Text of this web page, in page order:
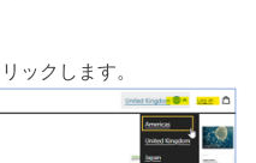
ックします。